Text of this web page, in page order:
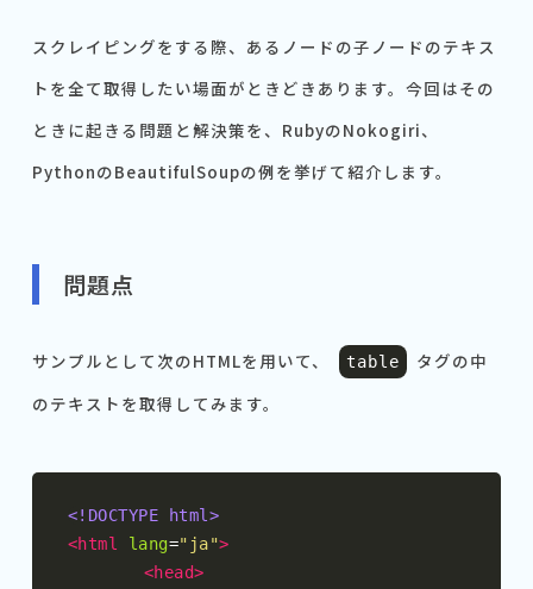
スクレイピングをする際、あるノードの子ノードのテキス
トを全て取得したい場面がときどきあります。今回はその
ときに起きる問題と解決策を、RubyのNokogiri、
PythonのBeautifulSoupの例を挙げて紹介します。
問題点
サンプルとして次のHTMLを用いて、 table
タグの中
のテキストを取得してみます。
<!DOCTYPE html>
<html
lang="ja">
<head>